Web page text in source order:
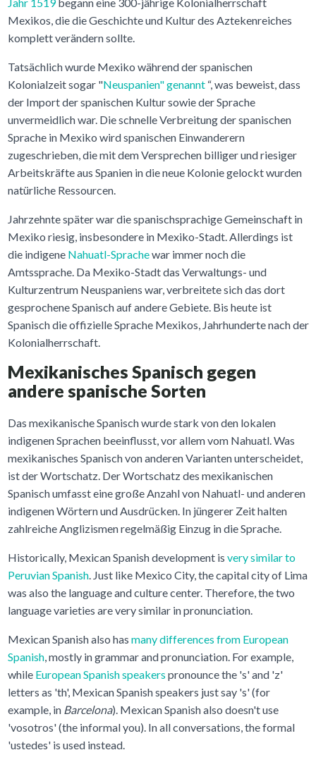
Mexikos, die die Geschichte und Kultur des Aztekenreiches
komplett verändern sollte.
Tatsächlich wurde Mexiko während der spanischen
Kolonialzeit sogar "Neuspanien" genannt“, was beweist, dass
der Import der spanischen Kultur sowie der Sprache
unvermeidlich war. Die schnelle Verbreitung der spanischen
Sprache in Mexiko wird spanischen Einwanderern
zugeschrieben, die mit dem Versprechen billiger und riesiger
Arbeitskräfte aus Spanien in die neue Kolonie gelockt wurden
natürliche Ressourcen.
Jahrzehnte später war die spanischsprachige Gemeinschaft in
Mexiko riesig, insbesondere in Mexiko-Stadt. Allerdings ist
die indigene Nahuatl-Sprachewar immer noch die
Amtssprache. Da Mexiko-Stadt das Verwaltungs- und
Kulturzentrum Neuspaniens war, verbreitete sich das dort
gesprochene Spanisch auf andere Gebiete. Bis heute ist
Spanisch die offizielle Sprache Mexikos, Jahrhunderte nach der
Kolonialherrschaft.
Mexikanisches Spanisch gegen
andere spanische Sorten
Das mexikanische Spanisch wurde stark von den lokalen
indigenen Sprachen beeinflusst, vor allem vom Nahuatl. Was
mexikanisches Spanisch von anderen Varianten unterscheidet,
ist der Wortschatz. Der Wortschatz des mexikanischen
Spanisch umfasst eine große Anzahl von Nahuatl- und anderen
indigenen Wörtern und Ausdrücken. In jüngerer Zeit halten
zahlreiche Anglizismen regelmäßig Einzug in die Sprache.
Historically, Mexican Spanish development is very similar to
Peruvian Spanish. Just like Mexico City, the capital city of Lima
was also the language and culture center. Therefore, the two
language varieties are very similar in pronunciation.
Mexican Spanish also has many differences from European
Spanish, mostly in grammar and pronunciation. For example,
while European Spanish speakers pronounce the 's' and 'z'
letters as 'th', Mexican Spanish speakers just say 's' (for
example, in Barcelona). Mexican Spanish also doesn't use
'vosotros' (the informal you). In all conversations, the formal
'ustedes' is used instead.